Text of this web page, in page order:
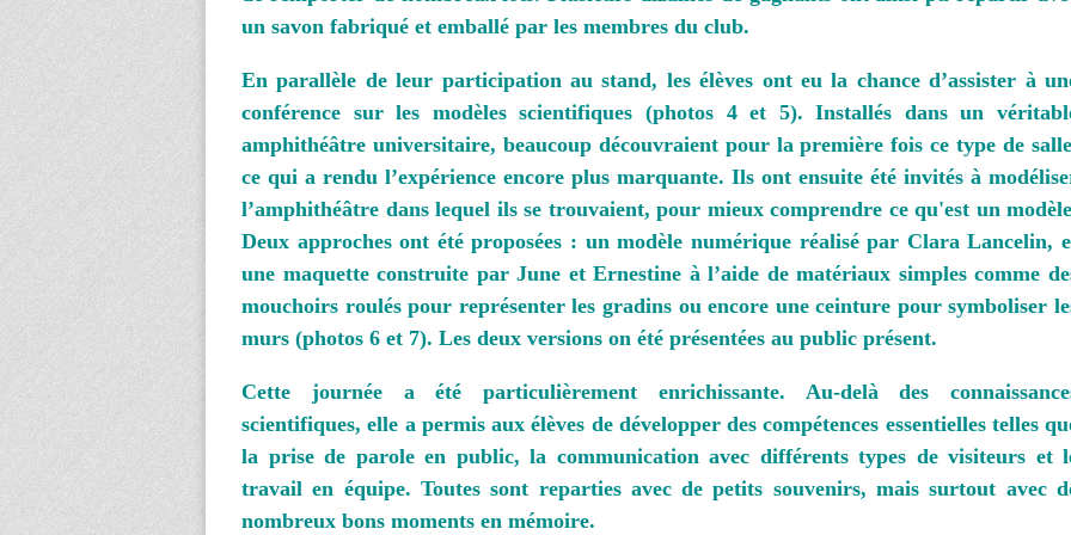
un savon fabriqué et emballé par les membres du club.
En parallèle de leur participation au stand, les élèves ont eu la chance d’assister à
conférence sur les modèles scientifiques (photos 4 et 5). Installés dans un
amphithéâtre universitaire, beaucoup découvraient pour la première fois ce type de
ce qui a rendu l’expérience encore plus marquante. Ils ont ensuite été invités à
l’amphithéâtre dans lequel ils se trouvaient, pour mieux comprendre ce qu'est un
Deux approches ont été proposées : un modèle numérique réalisé par Clara Lancelin,
une maquette construite par June et Ernestine à l’aide de matériaux simples comme
mouchoirs roulés pour représenter les gradins ou encore une ceinture pour symboliser
murs (photos 6 et 7). Les deux versions on été présentées au public présent.
Cette journée a été particulièrement enrichissante. Au-delà des
scientifiques, elle a permis aux élèves de développer des compétences essentielles telles
la prise de parole en public, la communication avec différents types de visiteurs et
travail en équipe. Toutes sont reparties avec de petits souvenirs, mais surtout avec
nombreux bons moments en mémoire.